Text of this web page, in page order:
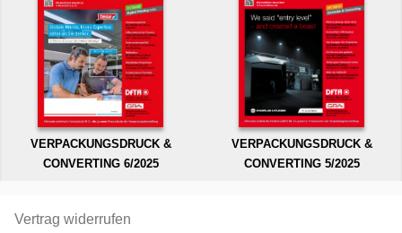
VERPACKUNGSDRUCK &
CONVERTING 6/2025
VERPACKUNGSDRUCK &
CONVERTING 5/2025
Vertrag widerrufen